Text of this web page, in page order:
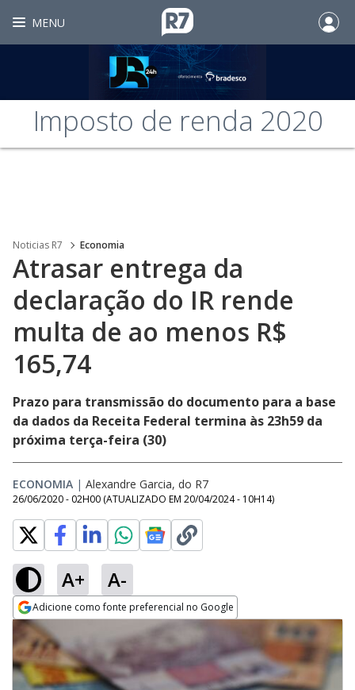
MENU
Imposto de renda 2020
Noticias R7 Economia
Atrasar entrega da
declaração do IR rende
multa de ao menos R$
165,74
Prazo para transmissão do documento para a base
da dados da Receita Federal termina às 23h59 da
próxima terça-feira (30)
ECONOMIA | Alexandre Garcia, do R7
26/06/2020 - 02H00 (ATUALIZADO EM 20/04/2024 - 10H14)
A+ A-
Adicione como fonte preferencial no Google
Opens in new window